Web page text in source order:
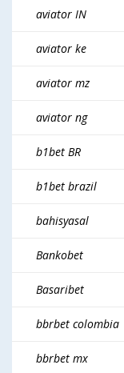
aviator IN
aviator ke
aviator mz
aviator ng
b1bet BR
b1bet brazil
bahisyasal
Bankobet
Basaribet
bbrbet colombia
bbrbet mx